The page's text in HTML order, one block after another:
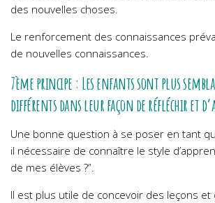
des nouvelles choses.
Le renforcement des connaissances
de nouvelles connaissances.
7ème principe : Les enfants sont plus
différents dans leur façon de réfléchir et
Une bonne question à se poser en tant
il nécessaire de connaître le style
de mes élèves ?”.
Il est plus utile de concevoir des leçons et